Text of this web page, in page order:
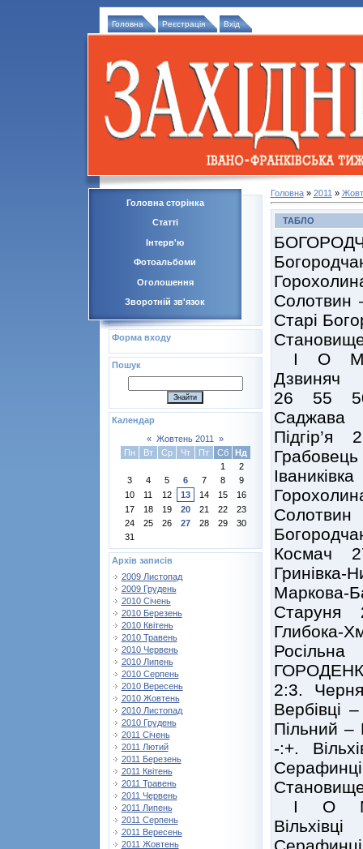
Головна Реєстрація Вхід
Головна сторінка
Статті
Інтерв'ю
Фотоальбоми
Оголошення
Зворотній зв'язок
Форма входу
Пошук
Календар
« Жовтень 2011
»
Пн
Вт Ср Чт Пт Сб
Нд
1
2
3
4 5 6 7 8
9
10
11 12 13 14 15
16
17
18 19 20 21 22
23
24
25 26 27 28 29
30
31
Архів записів
2009 Листопад
2009 Грудень
2010 Січень
2010 Березень
2010 Квітень
2010 Травень
2010 Червень
2010 Липень
2010 Серпень
2010 Вересень
2010 Жовтень
2010 Листопад
2010 Грудень
2011 Січень
2011 Лютий
2011 Березень
2011 Квітень
2011 Травень
2011 Червень
2011 Липень
2011 Серпень
2011 Вересень
2011 Жовтень
Головна» 2011 »
ТАБЛО
Солотвин
Старі
І О
26 55
Космач
Глибока-
2:3.
Вербівці
Пільний –
-:+.
І О